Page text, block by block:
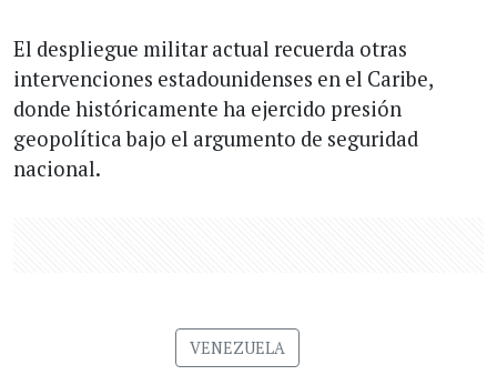
El despliegue militar actual recuerda otras
intervenciones estadounidenses en el Caribe,
donde históricamente ha ejercido presión
geopolítica bajo el argumento de seguridad
nacional.
VENEZUELA